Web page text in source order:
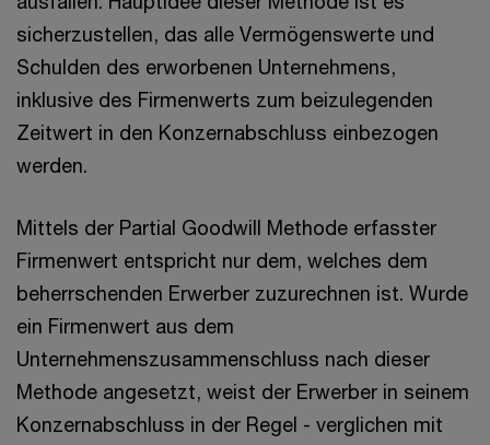
sicherzustellen, das alle Vermögenswerte und
Schulden des erworbenen Unternehmens,
inklusive des Firmenwerts zum beizulegenden
Zeitwert in den Konzernabschluss einbezogen
werden.
Mittels der Partial Goodwill Methode erfasster
Firmenwert entspricht nur dem, welches dem
beherrschenden Erwerber zuzurechnen ist. Wurde
ein Firmenwert aus dem
Unternehmenszusammenschluss nach dieser
Methode angesetzt, weist der Erwerber in seinem
Konzernabschluss in der Regel - verglichen mit